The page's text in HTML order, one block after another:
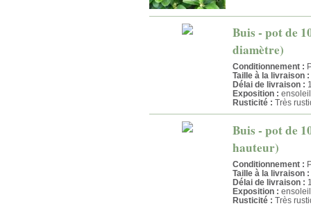
Buis - pot de
diamètre)
Conditionnement :
Taille à la livraison :
Délai de livraison :
Exposition :
Rusticité : Très
Buis - pot de
hauteur)
Conditionnement :
Taille à la livraison :
Délai de livraison :
Exposition :
Rusticité : Très